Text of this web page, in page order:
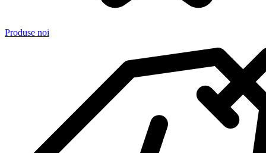
Produse noi